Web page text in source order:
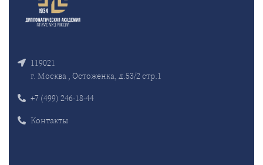
119021
г. Москва , Остоженка, д.53/2 стр.1
+7 (499) 246-18-44
Контакты